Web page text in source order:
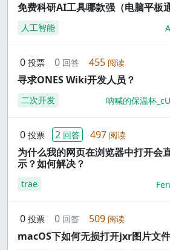
免费科研AI工具哪款强（电脑平板
人工智能
0 投票 0 回答 455 阅读
寻求ONES Wiki开发人员？
二次开发 呐喊的保温杯
0 投票 2 回答 497 阅读
为什么我的网页在浏览器中打开会
示？如何解决？
trae
0 投票 0 回答 509 阅读
macOS下如何无损打开jxr图片文